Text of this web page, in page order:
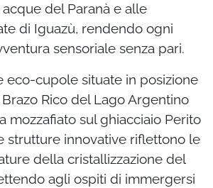
del Paranà e alle
di Iguazù, rendendo ogni
sensoriale senza pari.
eco-cupole situate in posizione
Rico del Lago Argentino
mozzafiato sul ghiacciaio Perito
strutture innovative riflettono le
della cristallizzazione del
agli ospiti di immergersi